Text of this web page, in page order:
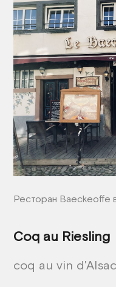
Ресторан Baeckeoffe
Coq au Riesling
coq au vin